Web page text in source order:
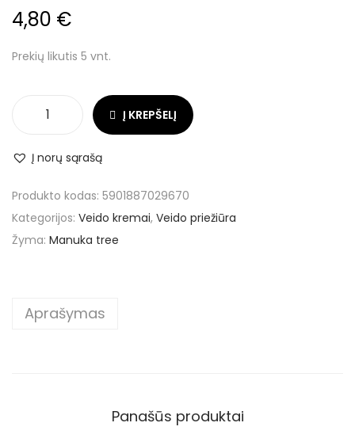
4,80 €
Prekių likutis 5 vnt.
Į KREPŠELĮ
Į norų sąrašą
Produkto kodas: 5901887029670
Kategorijos: Veido kremai, Veido priežiūra
Žyma: Manuka tree
Aprašymas
Panašūs produktai